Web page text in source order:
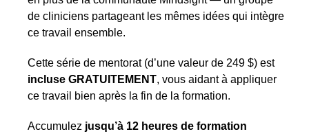
de cliniciens partageant les mêmes idées qui intègre
ce travail ensemble.
Cette série de mentorat (d’une valeur de 249 $) est
incluse GRATUITEMENT, vous aidant à appliquer
ce travail bien après la fin de la formation.
Accumulez jusqu’à 12 heures de formation